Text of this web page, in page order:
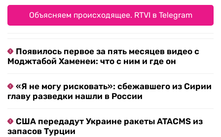
Объясняем происходящее. RTVI в Telegram
Появилось первое за пять месяцев видео с
Моджтабой Хаменеи: что с ним и где он
«Я не могу рисковать»: сбежавшего из Сирии
главу разведки нашли в России
США передадут Украине ракеты ATACMS из
запасов Турции